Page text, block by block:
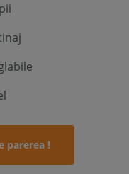
parerea !